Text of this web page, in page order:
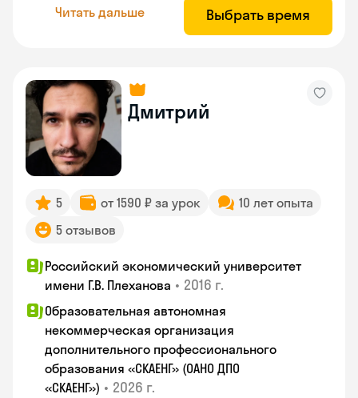
Читать дальше Выбрать время
Дмитрий
5 от 1590 ₽ за урок
10 лет опыта
5 отзывов
Российский экономический университет
имени Г.В. Плеханова • 2016 г.
Образовательная автономная
некоммерческая организация
дополнительного профессионального
образования «СКАЕНГ» (ОАНО ДПО
«СКАЕНГ») • 2026 г.